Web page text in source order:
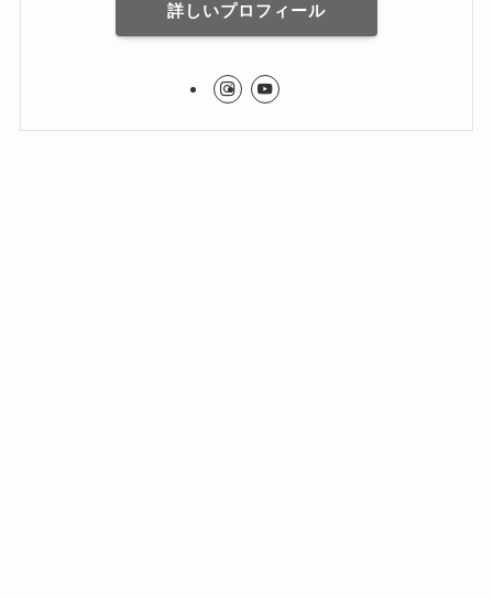
詳しいプロフィール